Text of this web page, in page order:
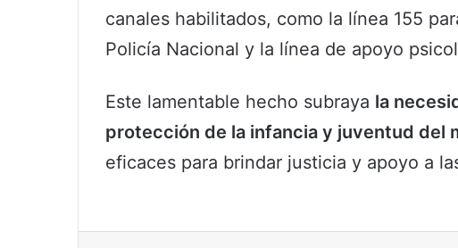
canales habilitados, como la línea 155
Policía Nacional y la línea de apoyo
Este lamentable hecho subraya la
protección de la infancia y juventud del
eficaces para brindar justicia y apoyo a